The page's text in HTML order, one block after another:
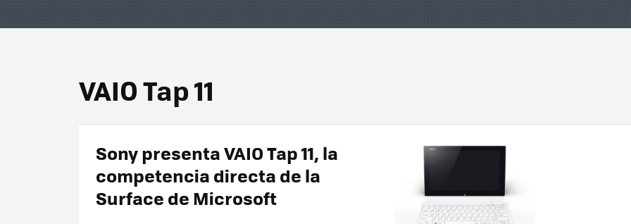
VAIO Tap 11
Sony presenta VAIO Tap 11, la
competencia directa de la
Surface de Microsoft